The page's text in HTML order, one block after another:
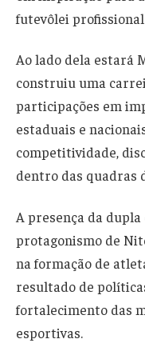
futevôlei
Ao lado dela estará
construiu uma
participações em
estaduais e
competitividade,
dentro das quadras
A presença da
protagonismo de
na formação de
resultado de
fortalecimento das
esportivas.